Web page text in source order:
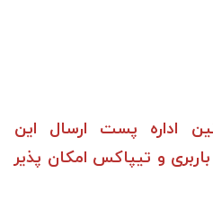
اداره پست ارسال این
و تیپاکس امکان پذیر